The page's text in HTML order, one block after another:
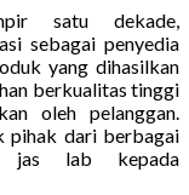
satu dekade,
sebagai penyedia
yang dihasilkan
berkualitas tinggi
oleh pelanggan.
pihak dari berbagai
jas lab kepada